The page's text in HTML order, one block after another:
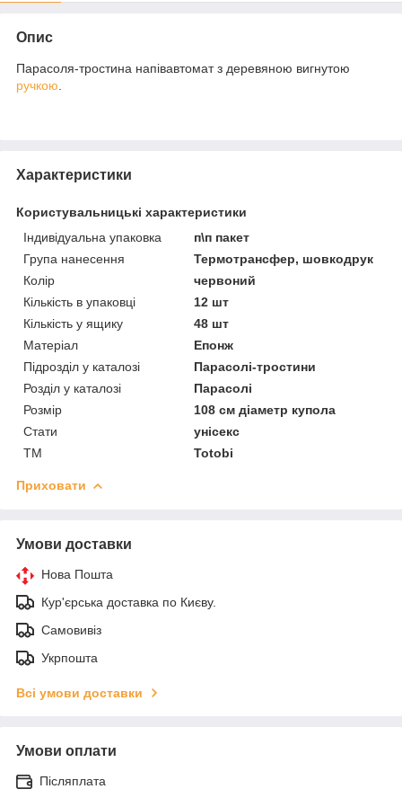
Опис
Парасоля-тростина напівавтомат з деревяною вигнутою
ручкою
Характеристики
Користувальницькі характеристики
Індивідуальна упаковка
п\п пакет
Група нанесення
Термотрансфер, шовкодрук
Колір
червоний
Кількість в упаковці
12 шт
Кількість у ящику
48 шт
Матеріал
Епонж
Підрозділ у каталозі
Парасолі-тростини
Розділ у каталозі
Парасолі
Розмір
108 см діаметр купола
Стати
унісекс
ТМ
Totobi
Приховати
Умови доставки
Нова Пошта
Кур'єрська доставка по Києву.
Самовивіз
Укрпошта
Всі умови доставки
Умови оплати
Післяплата